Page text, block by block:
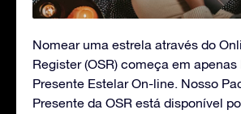
Nomear uma estrela através do
Register (OSR) começa em apenas
Presente Estelar On-line. Nosso
Presente da OSR está disponível